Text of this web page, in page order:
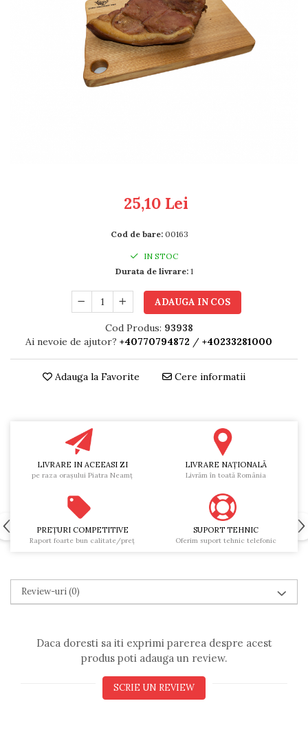
25,10 Lei
Cod de bare: 00163
IN STOC
Durata de livrare:1
ADAUGA IN COS
Cod Produs: 93938
Ai nevoie de ajutor? +40770794872 / +40233281000
Adauga la Favorite Cere informatii
LIVRARE IN ACEEASI ZI
pe raza oraşului Piatra Neamţ
LIVRARE NAŢIONALĂ
Livrăm în toată România
PREŢURI COMPETITIVE
Raport foarte bun calitate/preţ
SUPORT TEHNIC
Oferim suport tehnic telefonic
Review-uri(0)
Daca doresti sa iti exprimi parerea despre acest
produs poti adauga un review.
SCRIE UN REVIEW